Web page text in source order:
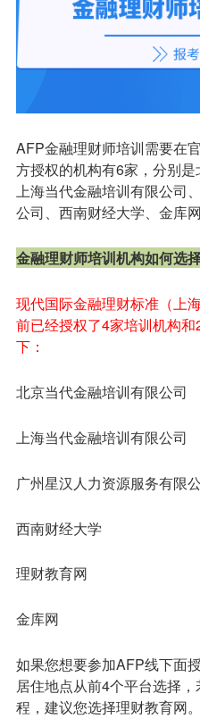
AFP金融理财师培训需要在
方授权的机构有6家，分别是
上海当代金融培训有限公司
公司、西南财经大学、金库网
金融理财师培训机构如何选
现代国际金融理财标准（上
前已经授权了4家培训机构
下：
北京当代金融培训有限公司
上海当代金融培训有限公司
广州星汉人力资源服务有限
西南财经大学
理财教育网
金库网
如果您想要参加AFP线下面
居住地点从前4个平台选择
程，建议您选择理财教育网。